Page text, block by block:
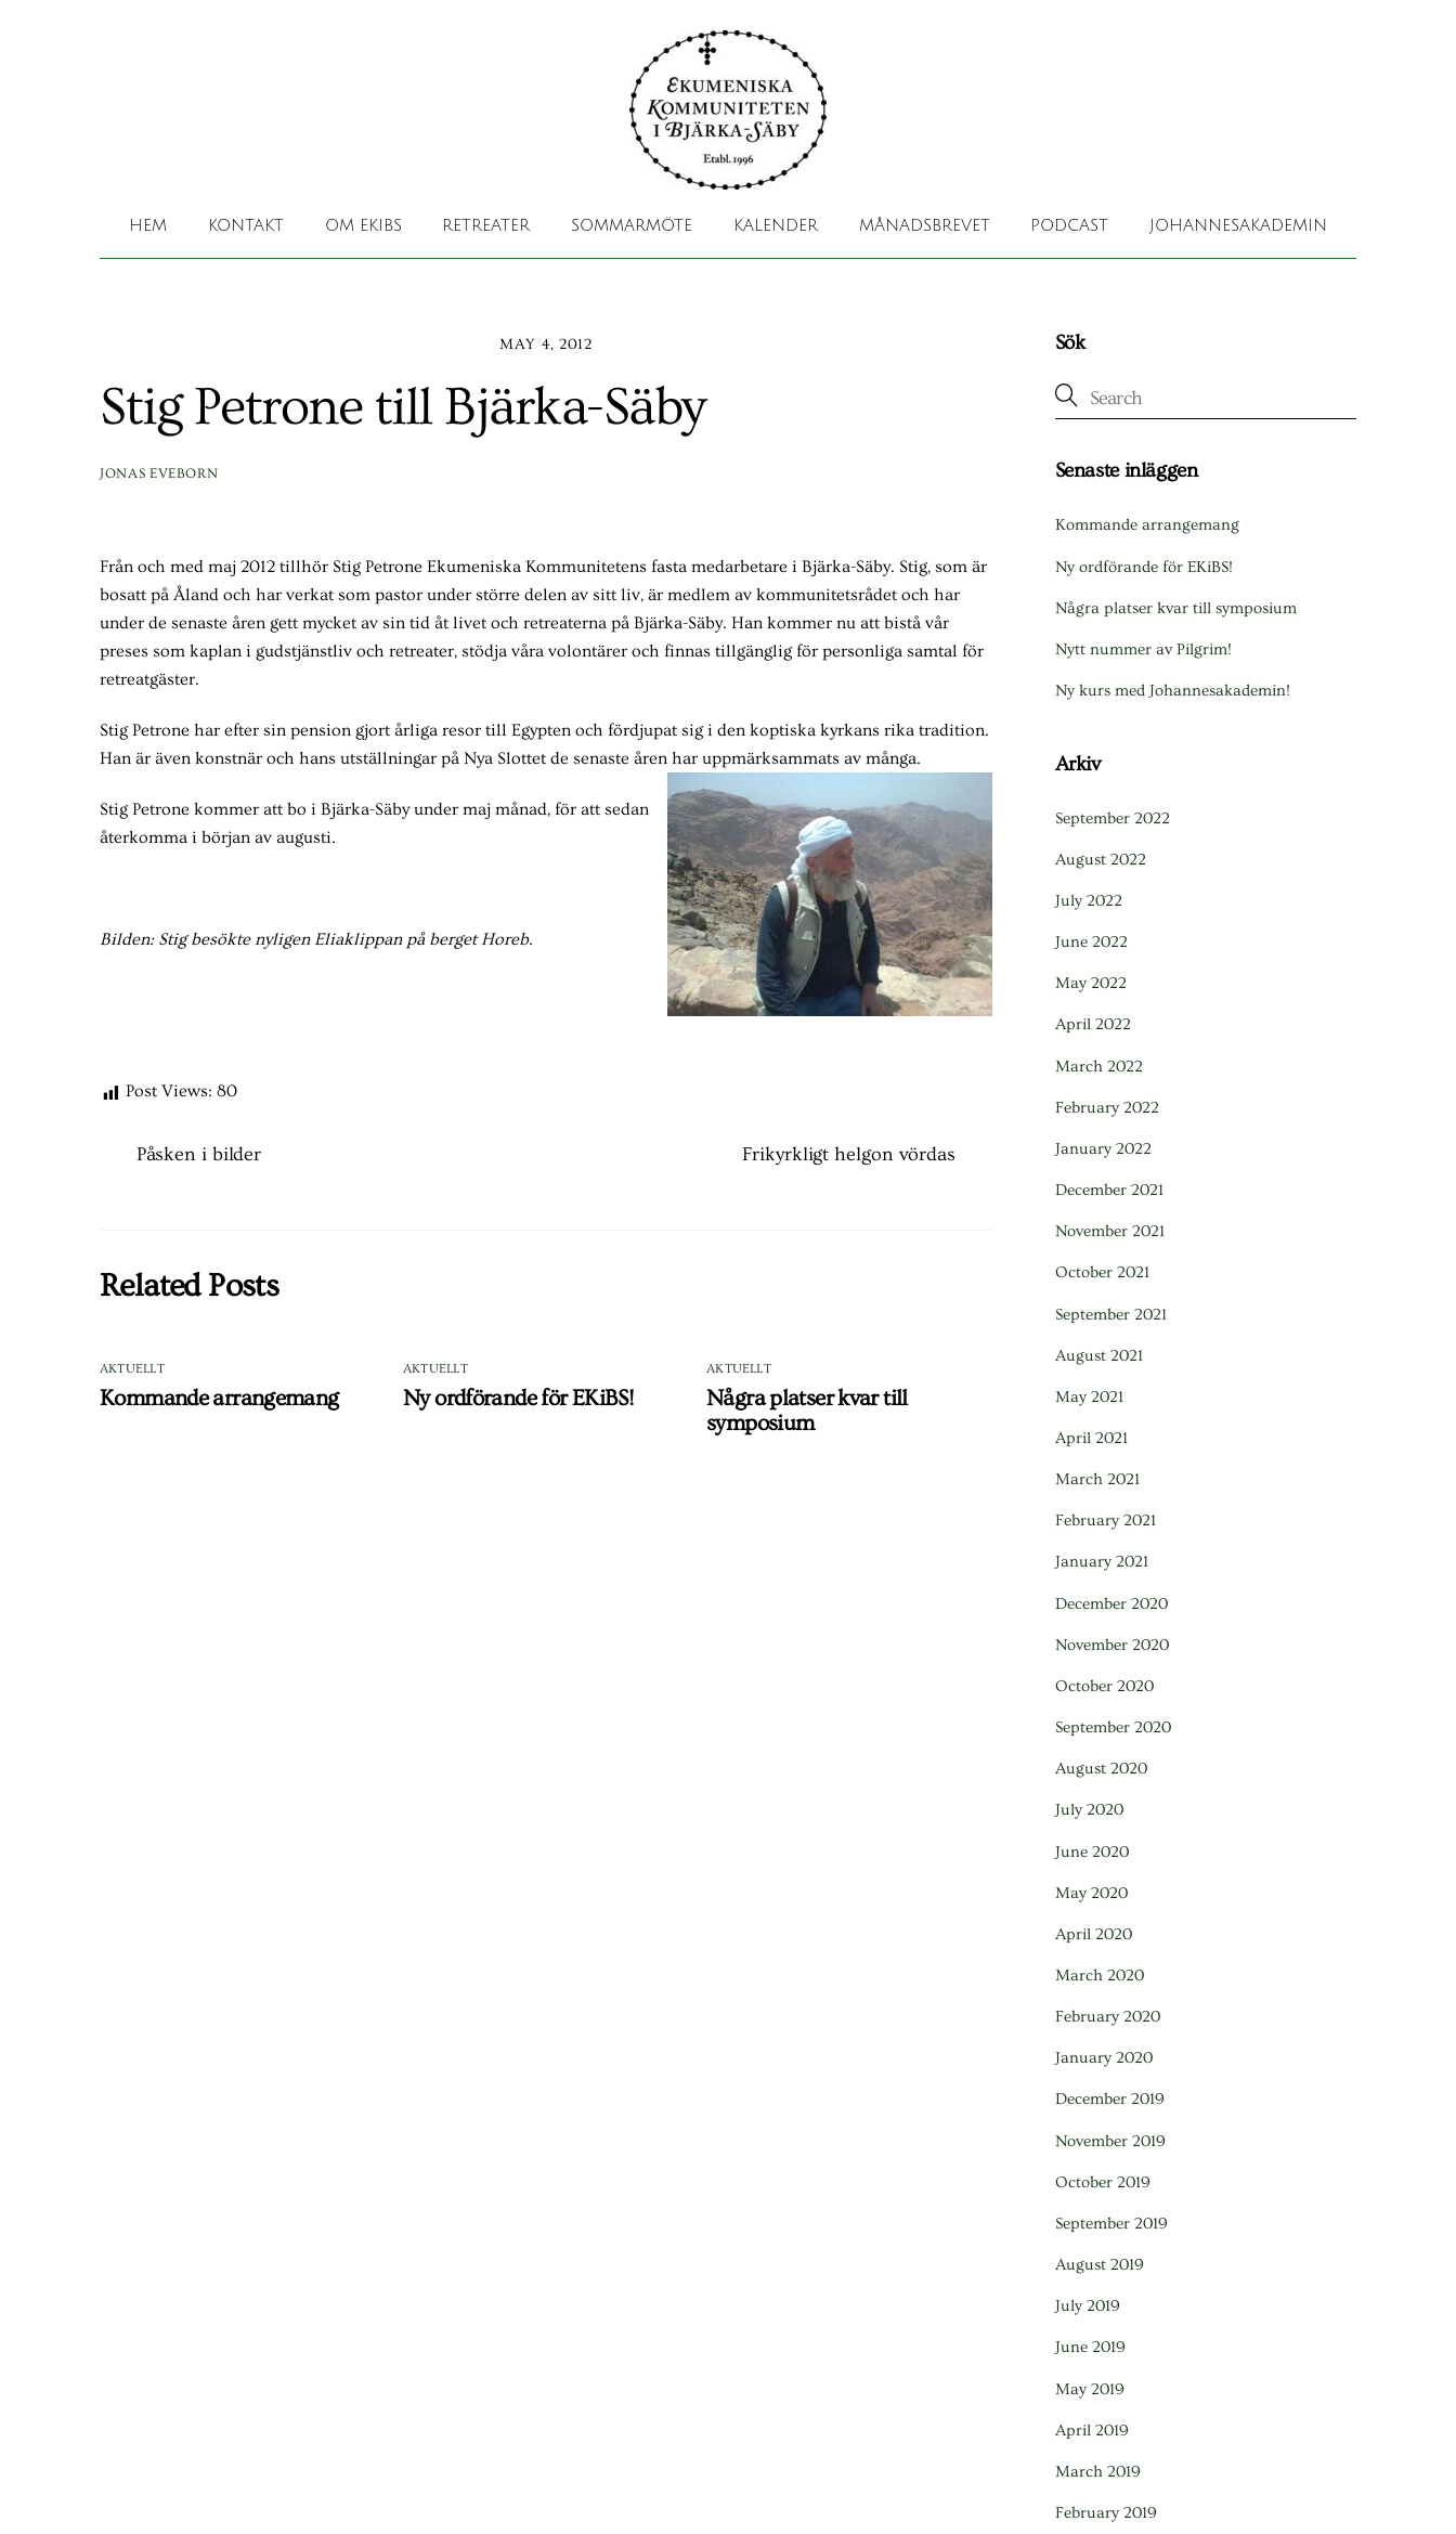
HEM KONTAKT OM EKIBS RETREATER SOMMARMÖTE KALENDER MÅNADSBREVET PODCAST JOHANNESAKADEMIN
MAY 4, 2012
Stig Petrone till Bjärka-Säby
JONAS EVEBORN
Från och med maj 2012 tillhör Stig Petrone Ekumeniska Kommunitetens fasta medarbetare i Bjärka-Säby. Stig, som är
bosatt på Åland och har verkat som pastor under större delen av sitt liv, är medlem av kommunitetsrådet och har
under de senaste åren gett mycket av sin tid åt livet och retreaterna på Bjärka-Säby. Han kommer nu att bistå vår
preses som kaplan i gudstjänstliv och retreater, stödja våra volontärer och finnas tillgänglig för personliga samtal för
retreatgäster.
Stig Petrone har efter sin pension gjort årliga resor till Egypten och fördjupat sig i den koptiska kyrkans rika tradition.
Han är även konstnär och hans utställningar på Nya Slottet de senaste åren har uppmärksammats av många.
Stig Petrone kommer att bo i Bjärka-Säby under maj månad, för att sedan
återkomma i början av augusti.
Bilden: Stig besökte nyligen Eliaklippan på berget Horeb.
Post Views: 80
Påsken i bilder Frikyrkligt helgon vördas
Related Posts
AKTUELLT
Kommande arrangemang
AKTUELLT
Ny ordförande för EKiBS!
AKTUELLT
Några platser kvar till
symposium
Sök
Senaste inläggen
Kommande arrangemang
Ny ordförande för EKiBS!
Några platser kvar till symposium
Nytt nummer av Pilgrim!
Ny kurs med Johannesakademin!
Arkiv
September 2022
August 2022
July 2022
June 2022
May 2022
April 2022
March 2022
February 2022
January 2022
December 2021
November 2021
October 2021
September 2021
August 2021
May 2021
April 2021
March 2021
February 2021
January 2021
December 2020
November 2020
October 2020
September 2020
August 2020
July 2020
June 2020
May 2020
April 2020
March 2020
February 2020
January 2020
December 2019
November 2019
October 2019
September 2019
August 2019
July 2019
June 2019
May 2019
April 2019
March 2019
February 2019